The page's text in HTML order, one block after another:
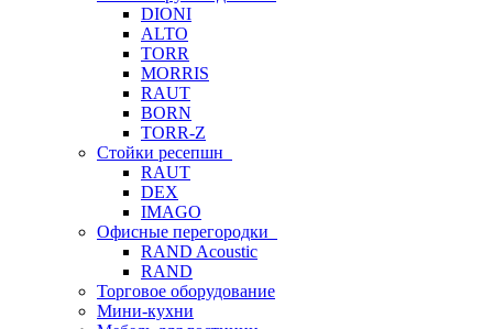
DIONI
ALTO
TORR
MORRIS
RAUT
BORN
TORR-Z
Стойки ресепшн
RAUT
DEX
IMAGO
Офисные перегородки
RAND Acoustic
RAND
Торговое оборудование
Мини-кухни